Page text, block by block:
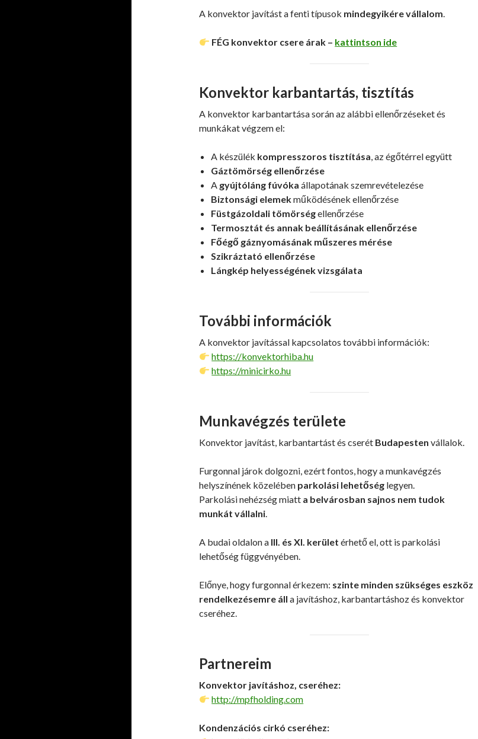
A konvektor javítást a fenti típusok mindegyikére vállalom.
FÉG konvektor csere árak – kattintson ide
Konvektor karbantartás, tisztítás
A konvektor karbantartása során az alábbi ellenőrzéseket és
munkákat végzem el:
A készülék kompresszoros tisztítása, az égőtérrel együtt
Gáztömörség ellenőrzése
A gyújtóláng fúvóka állapotának szemrevételezése
Biztonsági elemekműködésének ellenőrzése
Füstgázoldali tömörségellenőrzése
Termosztát és annak beállításának ellenőrzése
Főégő gáznyomásának műszeres mérése
Szikráztató ellenőrzése
Lángkép helyességének vizsgálata
További információk
A konvektor javítással kapcsolatos további információk:
https://konvektorhiba.hu
https://minicirko.hu
Munkavégzés területe
Konvektor javítást, karbantartást és cserét Budapesten vállalok.
Furgonnal járok dolgozni, ezért fontos, hogy a munkavégzés
helyszínének közelében parkolási lehetőség legyen.
Parkolási nehézség miatt a belvárosban sajnos nem tudok
munkát vállalni.
A budai oldalon a III. és XI. kerület érhető el, ott is parkolási
lehetőség függvényében.
Előnye, hogy furgonnal érkezem: szinte minden szükséges eszköz
rendelkezésemre áll a javításhoz, karbantartáshoz és konvektor
cseréhez.
Partnereim
Konvektor javításhoz, cseréhez:
http://mpfholding.com
Kondenzációs cirkó cseréhez: